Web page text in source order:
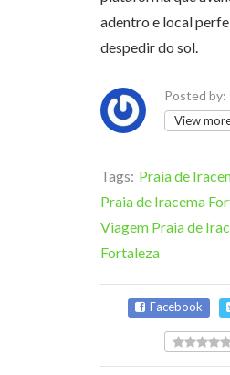
adentro e local
despedir do sol.
Posted by:
View
Tags: Praia de
Praia de Iracema
Viagem Praia de
Fortaleza
Facebook